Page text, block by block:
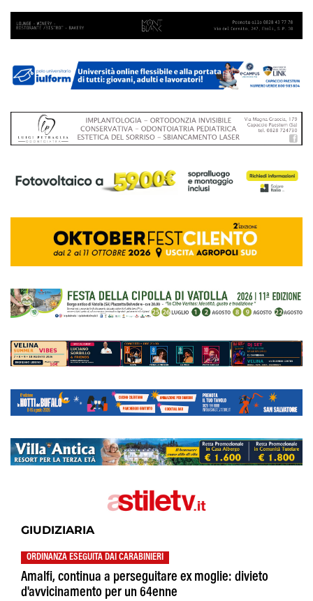
GIUDIZIARIA
ORDINANZA ESEGUITA DAI CARABINIERI
Amalfi, continua a perseguitare ex moglie: divieto
d'avvicinamento per un 64enne